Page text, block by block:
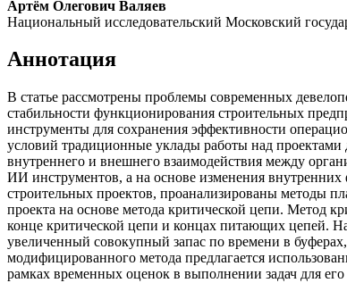
Артём Олегович Валяев
Нацио­нальный исследовательский Московский
Аннотация
В статье рассмотрены проблемы современных
стабильности функционирования строительных
инструменты для сохранения эффективности
условий традиционные уклады работы над проектами
внутреннего и внешнего взаимодействия между
ИИ инструментов, а на основе изменения
строительных проектов, проанализированы методы
проекта на основе метода критической цепи. Метод
конце критической цепи и концах питающих цепей. На
увеличенный совокупный запас по времени в
модифицированного метода предлагается
рамках временных оценок в выполнении задач для